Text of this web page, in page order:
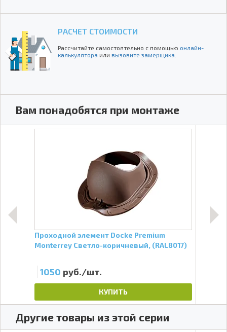
РАСЧЕТ СТОИМОСТИ
Рассчитайте самостоятельно с помощью онлайн-
калькулятора или вызовите замерщика
Вам понадобятся при монтаже
Проходной элемент Docke Premium
Monterrey Светло-коричневый, (RAL8017)
1050 руб./шт.
КУПИТЬ
Другие товары из этой серии